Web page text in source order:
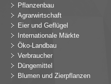
Pflanzenbau
Agrarwirtschaft
Eier und Geflügel
Internationale Märkte
Öko-Landbau
Verbraucher
Düngemittel
Blumen und Zierpflanzen